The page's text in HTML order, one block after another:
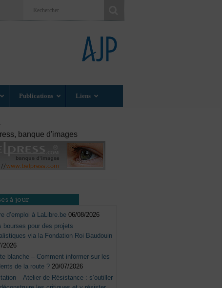
Publications Liens
banque d'images
à jour
d’emploi à LaLibre.be 06/08/2026
bourses pour des projets
via la Fondation Roi Baudouin
2026
blanche – Comment informer sur les
de la route ? 20/07/2026
– Atelier de Résistance : s’outiller